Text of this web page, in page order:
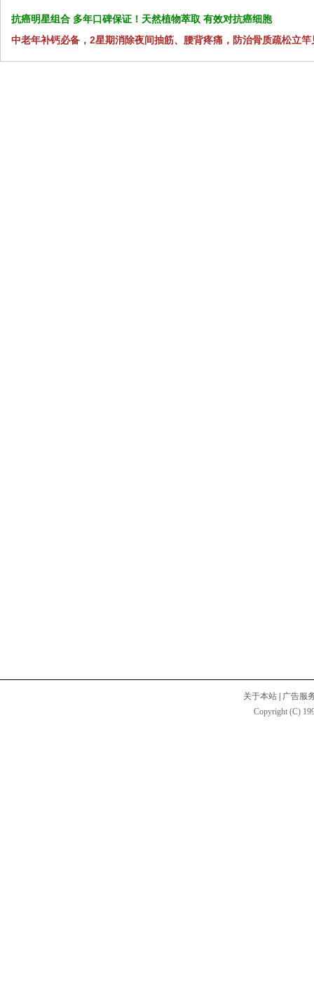
抗癌明星组合 多年口碑保证！天然植物萃取 有效对抗癌细胞
中老年补钙必备，2星期消除夜间抽筋、腰背疼痛，防治骨质疏松立竿
关于本站
广告服
Copyright (C)